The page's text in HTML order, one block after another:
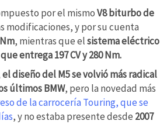
por el mismoV8 biturbo de
modificaciones, y por su cuenta
, mientras que elsistemaeléctrico
entrega197 CV y 280 Nm.
el diseño del M5 se volvió más radical
últimos BMW, pero la novedad más
de la carrocería Touring, que se
, y no estaba presente desde 2007